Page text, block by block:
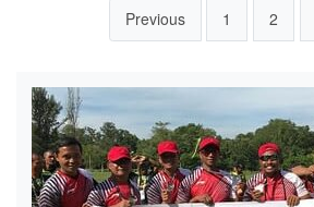
Previous 1 2